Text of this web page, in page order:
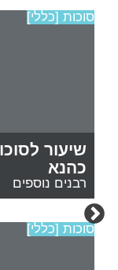
סוכות [כללי]
שיעור
כהנא
רבנים נוספים
סוכות [כללי]